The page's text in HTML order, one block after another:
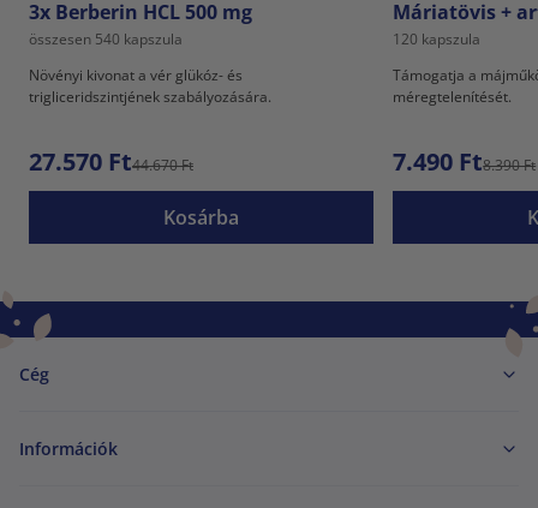
3x Berberin HCL 500 mg
összesen 540 kapszula
Növényi kivonat a vér glükóz- és
trigliceridszintjének szabályozására.
27.570 Ft44.670 Ft
Kosárba
Máriatövis +
120 kapszula
Támogatja a
méregtelenítését.
7.490 Ft8.390 Ft
Cég
Információk